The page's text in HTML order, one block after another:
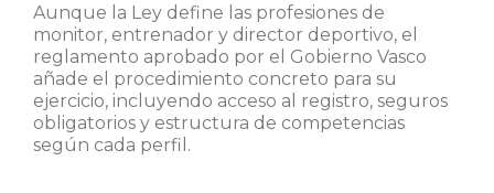
Aunque la Ley define las profesiones de
monitor, entrenador y director deportivo, el
reglamento aprobado por el Gobierno Vasco
añade el procedimiento concreto para su
ejercicio, incluyendo acceso al registro, seguros
obligatorios y estructura de competencias
según cada perfil.